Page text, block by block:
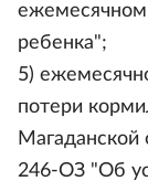
ребенка";
5)
потери
246-ОЗ "Об